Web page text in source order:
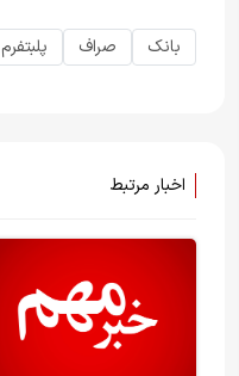
بانک صراف پلبتفرم
اخبار مرتبط